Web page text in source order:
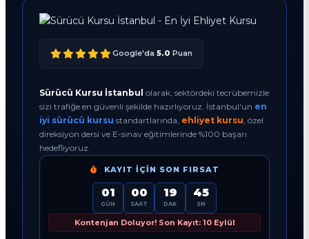
Google'da 5.0 Puan
Sürücü Kursu İstanbul olarak, sektördeki tecrübemizle
sizi trafiğe en güvenli şekilde hazırlıyoruz. İstanbul'un en
iyi sürücü kursu standartlarında, ehliyet kursu , özel
direksiyon dersi ve E-sınav eğitimlerinde %100 başarı
hedefliyoruz.
KAYIT İÇIN SON FIRSAT
01
GÜN
00
SAAT
19
DAK
44
SN
Kontenjan Doluyor! Son Kayıt: 10 Eylül